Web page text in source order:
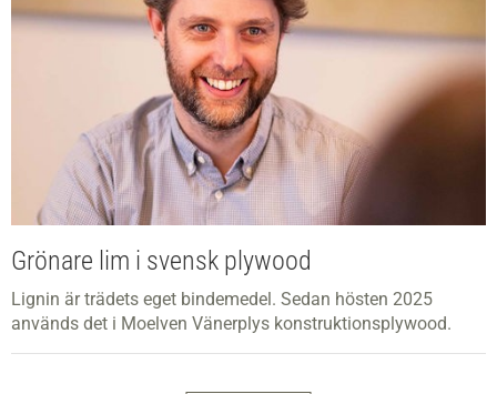
Grönare lim i svensk plywood
Lignin är trädets eget bindemedel. Sedan hösten 2025
används det i Moelven Vänerplys konstruktionsplywood.